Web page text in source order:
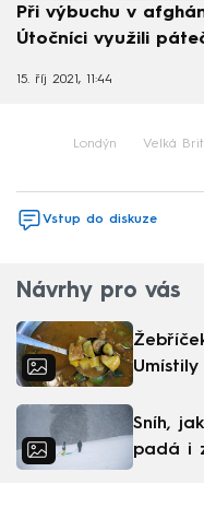
Při výbuchu v
Útočníci využili
15. říj 2021, 11:44
Londýn Velká
Vstup do diskuze
Návrhy pro vás
Sníh,
padá i